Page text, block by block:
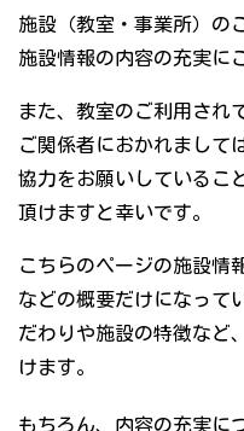
施設（教室・事業所）の
施設情報の内容の充実に
また、教室のご利用され
ご関係者におかれまして
協力をお願いしているこ
頂けますと幸いです。
こちらのページの施設情
などの概要だけになって
だわりや施設の特徴など
けます。
もちろん、内容の充実に